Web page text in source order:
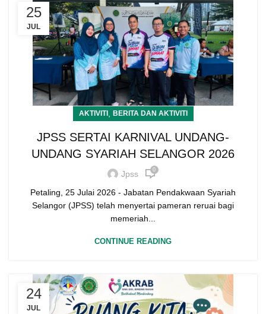
25
JUL
AKTIVITI, BERITA DAN AKTIVITI
JPSS SERTAI KARNIVAL UNDANG-
UNDANG SYARIAH SELANGOR 2026
Jpss 0
Petaling, 25 Julai 2026 - Jabatan Pendakwaan Syariah
Selangor (JPSS) telah menyertai pameran reruai bagi
memeriah...
CONTINUE READING
24
JUL